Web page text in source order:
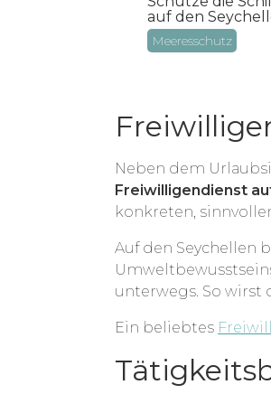
auf den
Meeresschutz
Neben dem
Freiwilligendienst
konkreten,
Auf den Seychellen
unterwegs. So wirst
Ein beliebtes